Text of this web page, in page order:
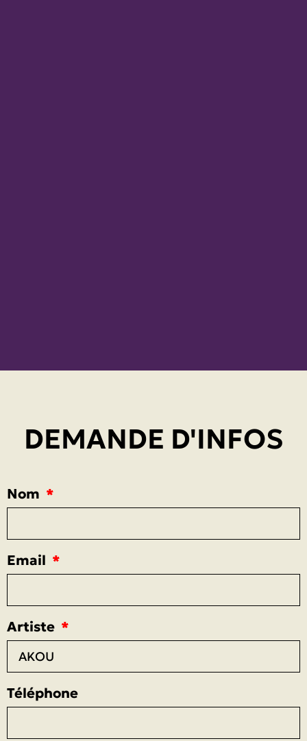
DEMANDE D'INFOS
Nom
Email
Artiste
Téléphone